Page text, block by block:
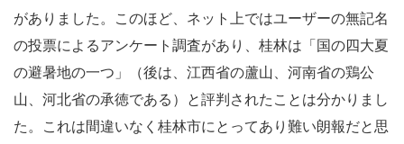
がありました。このほど、ネット上ではユーザーの無記名
の投票によるアンケート調査があり、桂林は「国の四大夏
の避暑地の一つ」（後は、江西省の蘆山、河南省の鶏公
山、河北省の承徳である）と評判されたことは分かりまし
た。これは間違いなく桂林市にとってあり難い朗報だと思